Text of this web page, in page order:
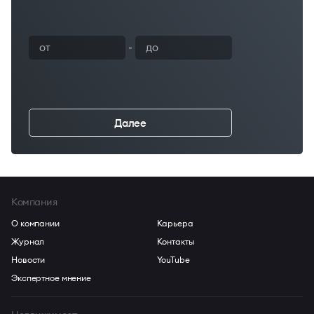
-
Далее
Компания
О компании
Журнал
Новости
Экспертное мнение
Карьера
Контакты
YouTube